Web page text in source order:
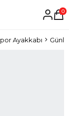
0
Ayakkabı